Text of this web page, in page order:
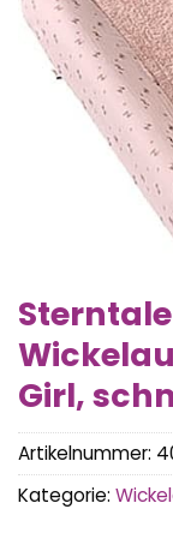
Girl,
Artikelnummer:
Kategorie: